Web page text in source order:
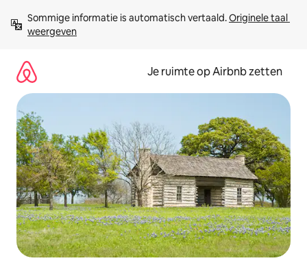
direct
naar
Sommige informatie is automatisch vertaald. Originele taal
weergeven
Je ruimte op Airbnb zetten